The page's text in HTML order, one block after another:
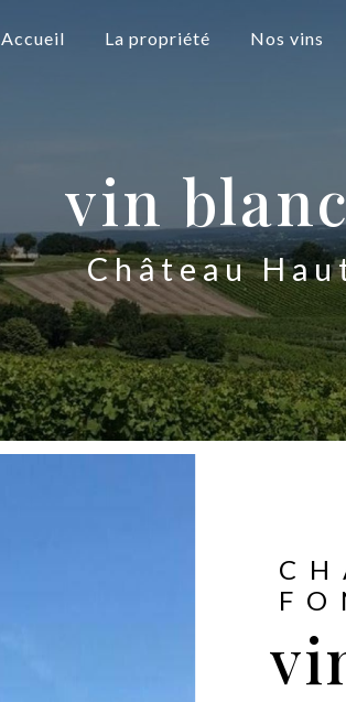
Accueil La propriété Nos vins
vin
Château